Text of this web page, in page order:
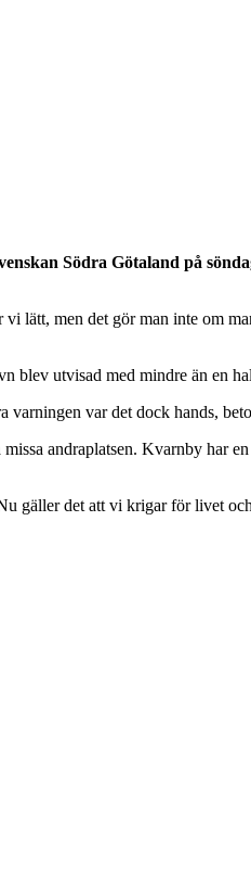
Södra Götaland på
lätt, men det gör man inte om
blev utvisad med mindre än en
var det dock hands,
andraplatsen. Kvarnby har
gäller det att vi krigar för livet